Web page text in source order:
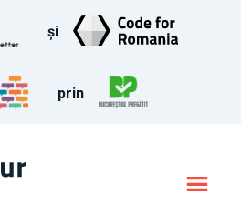
și
prin